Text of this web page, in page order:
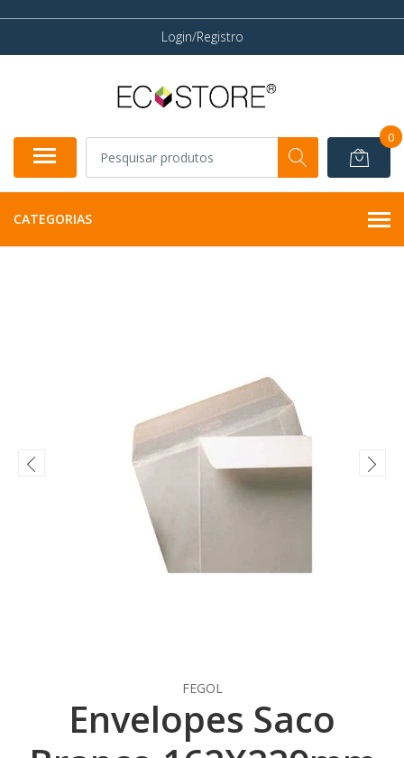
Login/Registro
0
CATEGORIAS
FEGOL
Envelopes Saco